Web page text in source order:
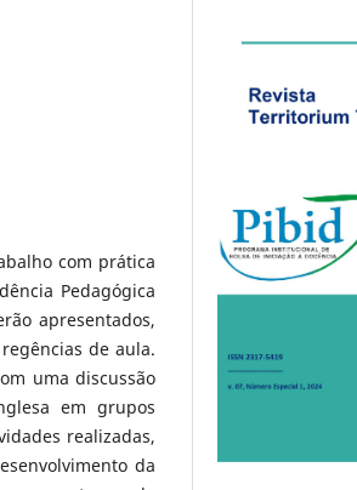
com prática
Pedagógica
apresentados,
de aula.
uma discussão
em grupos
realizadas,
da